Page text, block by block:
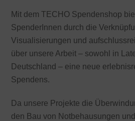
Mit dem TECHO Spendenshop
SpenderInnen durch die
Visualisierungen und
über unsere Arbeit – sowohl in
Deutschland – eine neue
Spendens.
Da unsere Projekte die
den Bau von Notbehausungen